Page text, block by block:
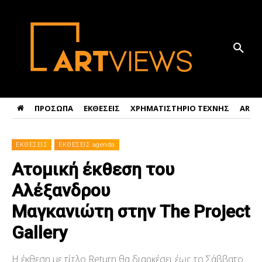
ΠΡΟΣΩΠΑ ΕΚΘΕΣΕΙΣ ΧΡΗΜΑΤΙΣΤΗΡΙΟ ΤΕΧΝΗΣ ART
ΕΚΘΕΣΕΙΣ ΕΚΘΕΣΕΙΣ agenda
Ατομική έκθεση του
Αλέξανδρου
Μαγκανιώτη στην The Project
Gallery
Η έκθεση με τίτλο Return θα διαρκέσει έως το Σάββατο